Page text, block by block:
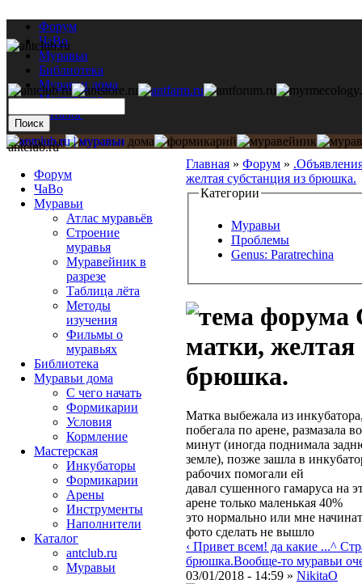
Форум
ЧаВо
Муравьи
Библиотека
Муравьи дома
Мастерская
Каталог
Главная » Форум »
желтая субстанция из брюшка.
Категории
Муравьи
Проблемы
Genus: Paratrechina
матки, желтая
брюшка.
Матка выбежала из
побегала по арене, размазала
минут (иногда поднимала
земле), позже зашла в
рабочих помогали ей
давал сушенного гамаруса на
арене только маленькая 40%
это нормально или мне
фото сделать не вышло
‹ Привет всем! да какие ...^
брюшка.Вообще-то муравьи
03/01/2018 - 14:59 » NikitaO
antclub.ru
Форум
ЧаВо
Муравьи
Атлас муравьёв
Строение
муравья
Муравейник в
разрезе
Таблица лёта
Методы
изучения
Фильмы о
муравьях
Библиотека
Муравьи дома
С чего начать
Формикарии
Условия
Кормление
Мастерская
Инкубаторы
Формикарии
Арены
Инструменты
Наполнители
Каталог
antclub.ru
Муравьи